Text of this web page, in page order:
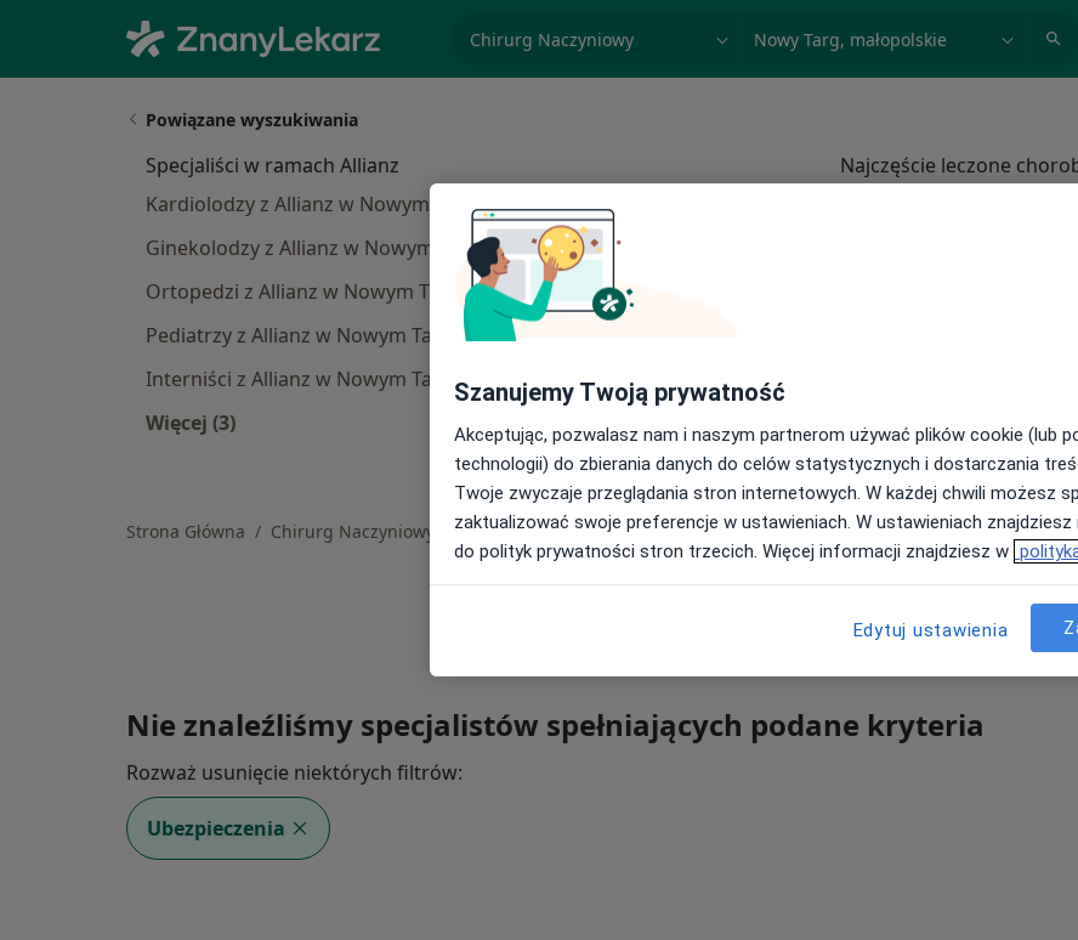
Powiązane wyszukiwania
Specjaliści w ramach Allianz
Kardiolodzy z Allianz w Nowym Targu
Ginekolodzy z Allianz w Nowym Targu
Ortopedzi z Allianz w Nowym Targu
Pediatrzy z Allianz w Nowym Targu
Interniści z Allianz w Nowym Targu
Więcej (3)
Więcej w kategorii: Specjaliści w ramach Allianz
Najczęście leczone
Więcej (15)
Więcej w
Strona Główna Chirurg Naczyniowy Zmień miasto
Nowy Targ Zmień miasto
Allianz
Nie znaleźliśmy specjalistów spełniających podane kryteria
Rozważ usunięcie niektórych filtrów:
Ubezpieczenia
Szanujemy Twoją prywatność
Akceptując, pozwalasz nam i naszym partnerom używać plików cookie (lub
technologii) do zbierania danych do celów statystycznych i dostarczania
Twoje zwyczaje przeglądania stron internetowych. W każdej chwili możesz
zaktualizować swoje preferencje w ustawieniach. W ustawieniach znajdziesz
do polityk prywatności stron trzecich. Więcej informacji znajdziesz w
Edytuj ustawienia